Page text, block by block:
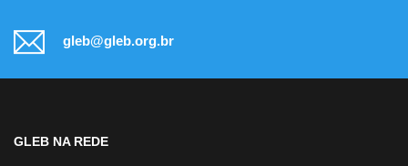
gleb@gleb.org.br
GLEB NA REDE